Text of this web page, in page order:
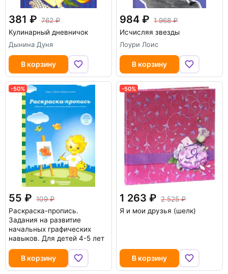
381
762
Кулинарный дневничок
Дынина Дуня
В корзину
984
1 968
Исчисляя звезды
Лоури Лоис
В корзину
-50%
55
109
Раскраска-пропись.
Задания на развитие
начальных графических
навыков. Для детей 4-5 лет
В корзину
-50%
1 263
2 525
Я и мои друзья (шелк)
В корзину